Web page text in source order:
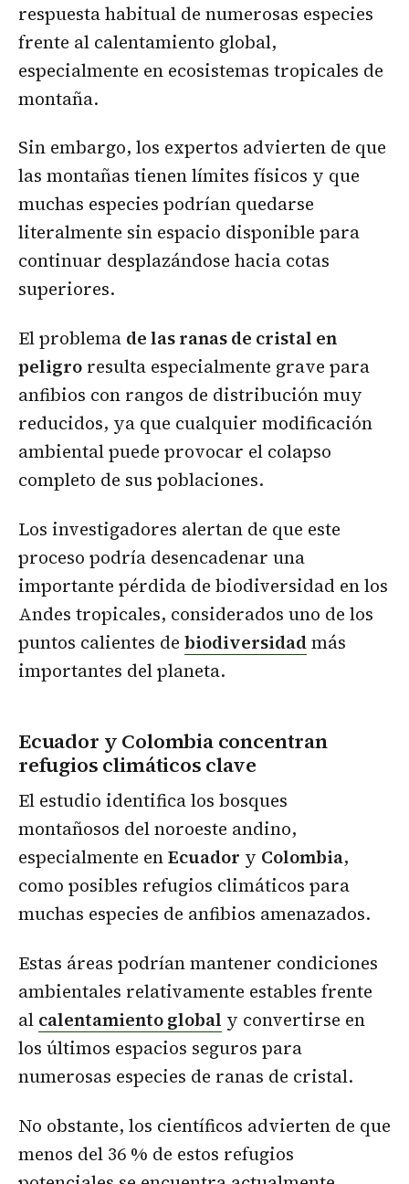
respuesta habitual de numerosas especies
frente al calentamiento global,
especialmente en ecosistemas tropicales de
montaña.
Sin embargo, los expertos advierten de que
las montañas tienen límites físicos y que
muchas especies podrían quedarse
literalmente sin espacio disponible para
continuar desplazándose hacia cotas
superiores.
El problema de las ranas de cristal en
peligro resulta especialmente grave para
anfibios con rangos de distribución muy
reducidos, ya que cualquier modificación
ambiental puede provocar el colapso
completo de sus poblaciones.
Los investigadores alertan de que este
proceso podría desencadenar una
importante pérdida de biodiversidad en los
Andes tropicales, considerados uno de los
puntos calientes de biodiversidadmás
importantes del planeta.
Ecuador y Colombia concentran
refugios climáticos clave
El estudio identifica los bosques
montañosos del noroeste andino,
especialmente enEcuador y Colombia,
como posibles refugios climáticos para
muchas especies de anfibios amenazados.
Estas áreas podrían mantener condiciones
ambientales relativamente estables frente
al calentamiento global y convertirse en
los últimos espacios seguros para
numerosas especies de ranas de cristal.
No obstante, los científicos advierten de que
menos del 36 % de estos refugios